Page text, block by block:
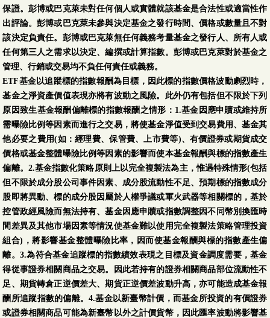
保證。彭博或巴克萊未對任何個人或實體就該基金是合法性或適當性作
出評論。彭博或巴克萊未參與決定基金之發行時間、價格或數量且不對
該決定負責任。彭博或巴克萊無任何義務考量基金之發行人、所有人或
任何第三人之需求以決定、編撰或計算指數。彭博或巴克萊對於基金之
管理、行銷或交易均不負任何責任或義務。
ETF基金以追蹤標的指數報酬為目標，因此標的指數價格波動劇烈時，
基金之淨資產價值表現亦將有波動之風險。此外仍有包括但不限於下列
原因致生基金報酬偏離標的指數報酬之情形：1.基金因應申贖或維持所
需曝險比例等因素而進行之交易，將使基金淨值受到交易費用、基金其
他必要之費用(如：經理費、保管費、上市費等)、有價證券或期貨成交
價格或基金整體曝險比例等因素的影響而使本基金報酬與標的指數產生
偏離。2.基金指數化策略原則上以完全複製法為主，惟遇特殊情形(包括
但不限於成分股公司事件因素、成分股流動性不足、預期標的指數成分
股即將異動、標的成分股因屬於人權爭議或軍火武器等相關標的，基於
控管政經風險而無法持有、基金因應申贖或指數調整因不同幣別換匯時
間差異及其他市場因素等情況使基金難以使用完全複製法策略管理投資
組合)，將影響基金整體曝險比率，因而使基金報酬與標的指數產生偏
離。3.為符合基金追蹤標的指數績效表現之目標及資金調度需要，基金
得從事證券相關商品之交易。因此若持有的證券相關商品部位流動性不
足、期貨轉倉正逆價差大、期貨正逆價差波動升高，亦可能造成基金報
酬所追蹤指數的偏離。4.基金以新臺幣計價，而基金所投資的有價證券
或證券相關商品可能為新臺幣以外之計價貨幣，因此匯率波動將影響基